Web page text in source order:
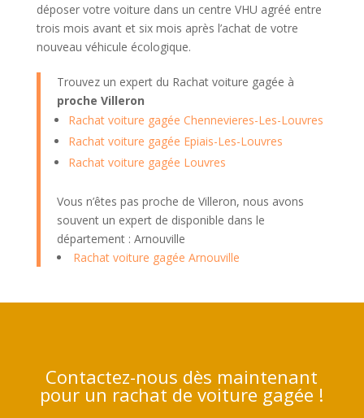
déposer votre voiture dans un centre VHU agréé entre
trois mois avant et six mois après l’achat de votre
nouveau véhicule écologique.
Trouvez un expert du Rachat voiture gagée à
proche Villeron
Rachat voiture gagée Chennevieres-Les-Louvres
Rachat voiture gagée Epiais-Les-Louvres
Rachat voiture gagée Louvres
Vous n’êtes pas proche de Villeron, nous avons
souvent un expert de disponible dans le
département : Arnouville
Rachat voiture gagée Arnouville
Contactez-nous dès maintenant
pour un rachat de voiture gagée !